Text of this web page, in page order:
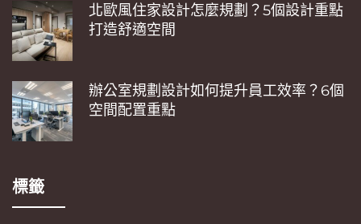
北歐風住家設計怎麼規劃？5個設計重點
打造舒適空間
辦公室規劃設計如何提升員工效率？6個
空間配置重點
標籤